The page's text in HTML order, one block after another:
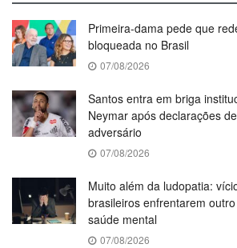
Primeira-dama pede que
bloqueada no Brasil
07/08/2026
Santos entra em briga
Neymar após declarações
adversário
07/08/2026
Muito além da ludopatia:
brasileiros enfrentarem
saúde mental
07/08/2026